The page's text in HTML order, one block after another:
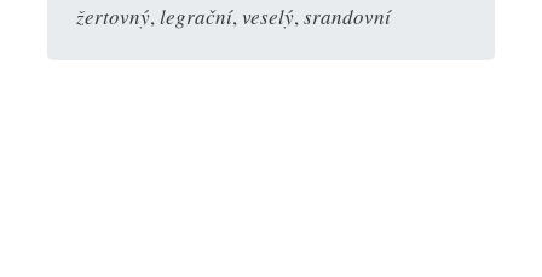
žertovný,legrační,veselý,srandovní